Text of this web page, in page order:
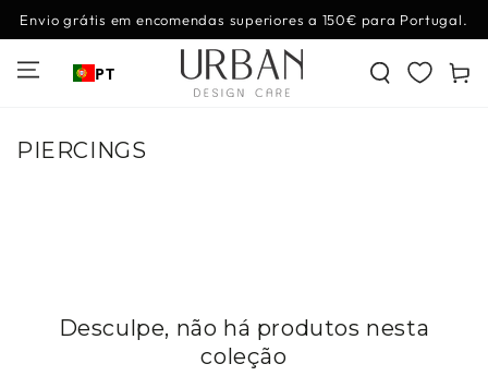
IR PARA O
CONTEÚDO
Envio grátis em encomendas superiores a 150€ para Portugal.
PT
Coleção:
PIERCINGS
Desculpe, não há produtos nesta
coleção